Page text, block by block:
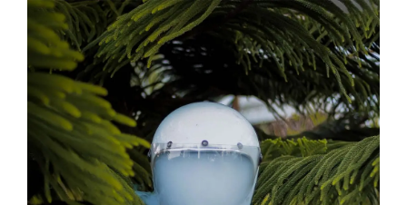
Luister
Kijk
Over ons
Werken bij Streekomroep ‘De Werven’
Contact